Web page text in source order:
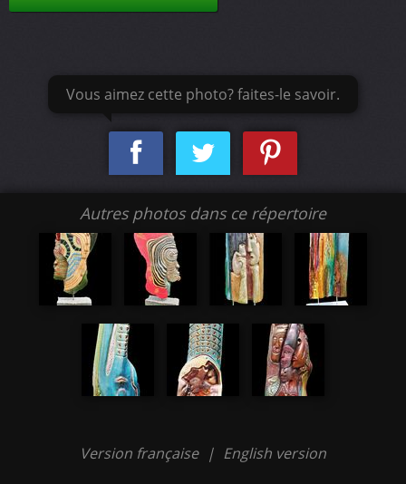
Vous aimez cette photo? faites-le savoir.
Autres photos dans ce répertoire
Version française | English version